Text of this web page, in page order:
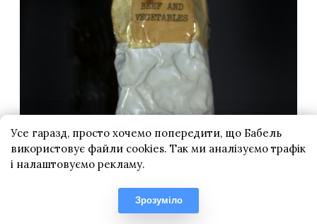
Усе гаразд, просто хочемо попередити, що Бабель
використовує файли cookies. Так ми аналізуємо трафік
і налаштовуємо рекламу.
Зрозуміло